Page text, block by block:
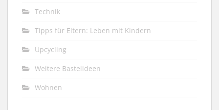
Technik
Tipps für Eltern: Leben mit Kindern
Upcycling
Weitere Bastelideen
Wohnen